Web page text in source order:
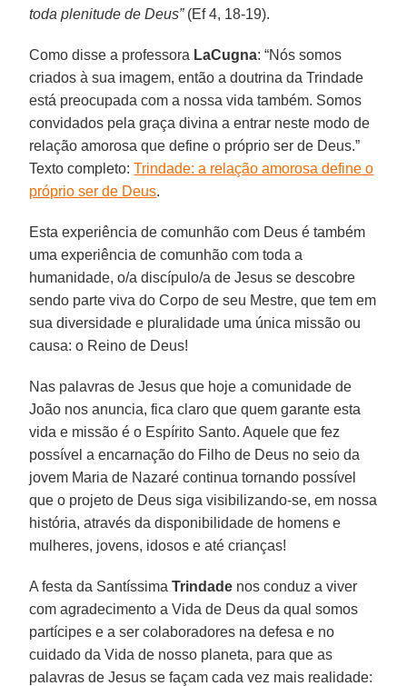
toda plenitude de Deus”(Ef 4, 18-19).
Como disse a professora LaCugna: “Nós somos
criados à sua imagem, então a doutrina da Trindade
está preocupada com a nossa vida também. Somos
convidados pela graça divina a entrar neste modo de
relação amorosa que define o próprio ser de Deus.”
Texto completo:Trindade: a relação amorosa define o
próprio ser de Deus.
Esta experiência de comunhão com Deus é também
uma experiência de comunhão com toda a
humanidade, o/a discípulo/a de Jesus se descobre
sendo parte viva do Corpo de seu Mestre, que tem em
sua diversidade e pluralidade uma única missão ou
causa: o Reino de Deus!
Nas palavras de Jesus que hoje a comunidade de
João nos anuncia, fica claro que quem garante esta
vida e missão é o Espírito Santo. Aquele que fez
possível a encarnação do Filho de Deus no seio da
jovem Maria de Nazaré continua tornando possível
que o projeto de Deus siga visibilizando-se, em nossa
história, através da disponibilidade de homens e
mulheres, jovens, idosos e até crianças!
A festa da SantíssimaTrindade nos conduz a viver
com agradecimento a Vida de Deus da qual somos
partícipes e a ser colaboradores na defesa e no
cuidado da Vida de nosso planeta, para que as
palavras de Jesus se façam cada vez mais realidade: